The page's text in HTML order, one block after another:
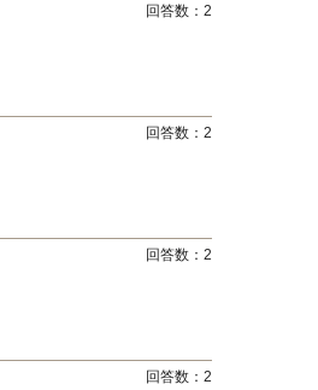
回答数： 2
回答数： 2
回答数： 2
回答数： 2